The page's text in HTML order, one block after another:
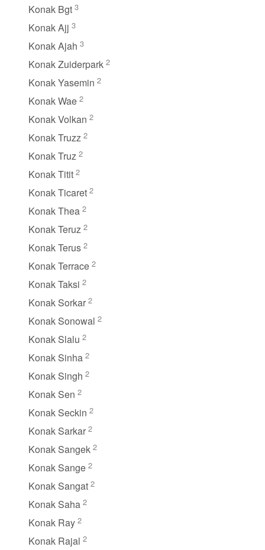
Konak Bgt 3
Konak Ajj 3
Konak Ajah 3
Konak Zuiderpark 2
Konak Yasemin 2
Konak Wae 2
Konak Volkan 2
Konak Truzz 2
Konak Truz 2
Konak Titit 2
Konak Ticaret 2
Konak Thea 2
Konak Teruz 2
Konak Terus 2
Konak Terrace 2
Konak Taksi 2
Konak Sorkar 2
Konak Sonowal 2
Konak Slalu 2
Konak Sinha 2
Konak Singh 2
Konak Sen 2
Konak Seckin 2
Konak Sarkar 2
Konak Sangek 2
Konak Sange 2
Konak Sangat 2
Konak Saha 2
Konak Ray 2
Konak Rajal 2